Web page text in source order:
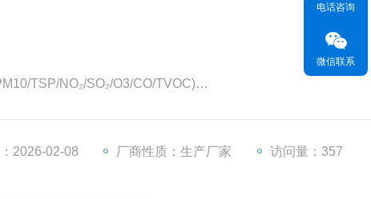
TSP/NO₂/SO₂/O3/CO/TVOC)
受严寒酷暑温度变化干扰，恶劣环境稳定
2026-02-08 厂商性质：生产厂家 访问量：357
电话咨询
微信联系